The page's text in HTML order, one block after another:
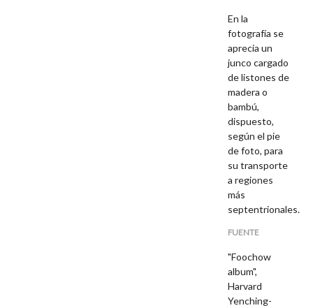
En la
fotografía se
aprecia un
junco cargado
de listones de
madera o
bambú,
dispuesto,
según el pie
de foto, para
su transporte
a regiones
más
septentrionales.
FUENTE
"Foochow
album",
Harvard
Yenching-